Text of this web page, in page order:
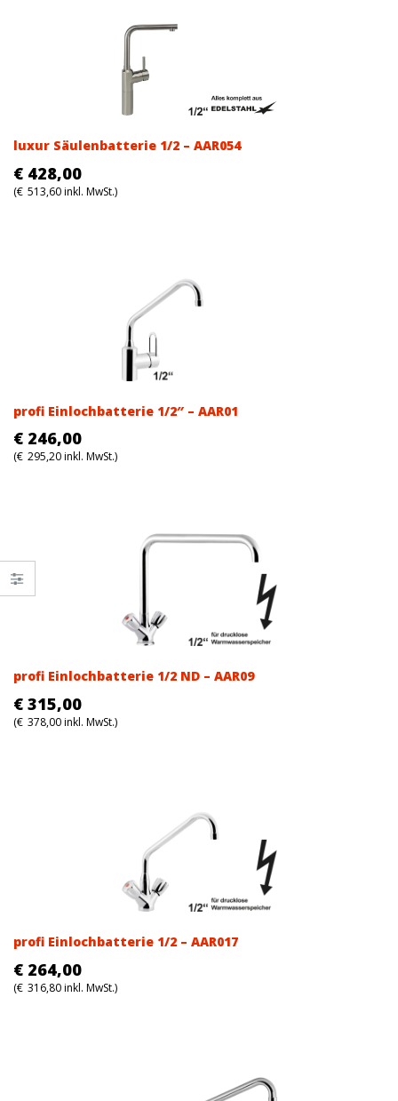
luxur Säulenbatterie 1/2 – AAR054
€ 428,00
(€ 513,60inkl. MwSt.)
profi Einlochbatterie 1/2″ – AAR01
€ 246,00
(€ 295,20inkl. MwSt.)
profi Einlochbatterie 1/2 ND – AAR09
€ 315,00
(€ 378,00inkl. MwSt.)
profi Einlochbatterie 1/2 – AAR017
€ 264,00
(€ 316,80inkl. MwSt.)